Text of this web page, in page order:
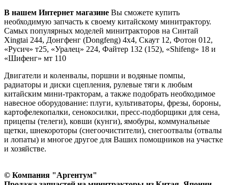
В нашем Интернет магазине Вы сможете купить
необходимую запчасть к своему китайскому минитрактору.
Самых популярных моделей минитракторов на Синтай
Xingtai 244, Донгфенг (Dongfeng) 4х4, Скаут 12, Фотон 012,
«Русич» т25, «Уралец» 224, Файтер 132 (152), «Shifeng» 18 и
«Шифенг» мт 110
Двигатели и коленвалы, поршни и водяные помпы,
радиаторы и диски сцепления, рулевые тяги к любым
китайским мини-тракторам, а также подобрать необходимое
навесное оборудование: плуги, культиваторы, фрезы, бороны,
картофелекопалки, сенокосилки, пресс-подборщики для сена,
прицепы (телеги), ковши (кунги), ямобуры, коммунальные
щетки, шнекороторы (снегоочистители), снегоотвалы (отвалы
и лопаты) и многое другое для Ваших помощников на участке
и хозяйстве.
© Компания "Аргентум"